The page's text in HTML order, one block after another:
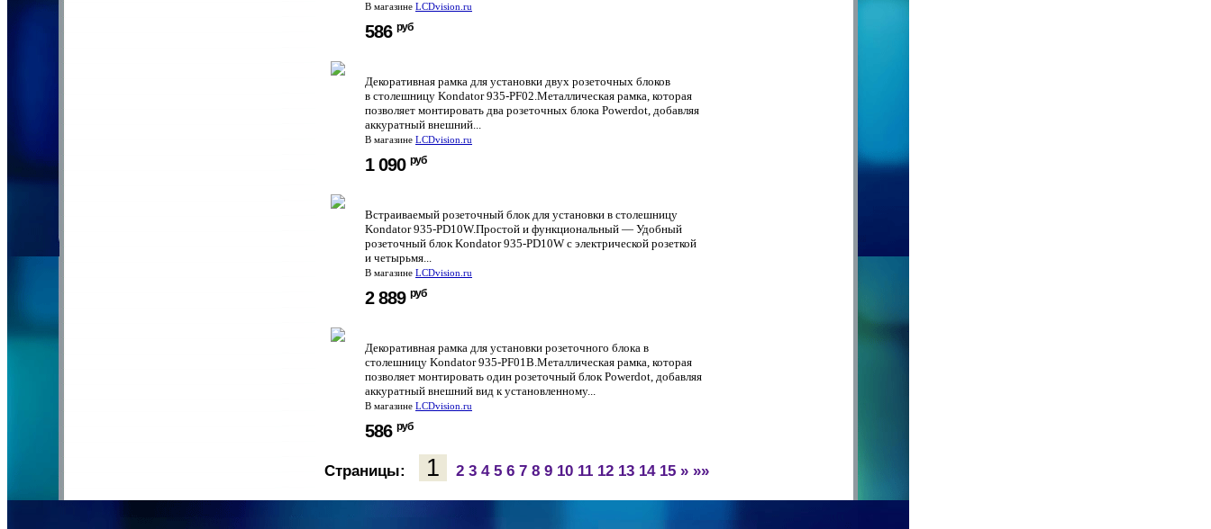
В магазине LCDvision.ru
586 руб
Декоративная рамка для установки двух розеточных блоков
в столешницу Kondator 935-PF02.Металлическая рамка, которая
позволяет монтировать два розеточных блока Powerdot, добавляя
аккуратный внешний...
В магазине LCDvision.ru
1 090 руб
Встраиваемый розеточный блок для установки в столешницу
Kondator 935-PD10W.Простой и функциональный — Удобный
розеточный блок Kondator 935-PD10W с электрической розеткой
и четырьмя...
В магазине LCDvision.ru
2 889 руб
Декоративная рамка для установки розеточного блока в
столешницу Kondator 935-PF01B.Металлическая рамка, которая
позволяет монтировать один розеточный блок Powerdot, добавляя
аккуратный внешний вид к установленному...
В магазине LCDvision.ru
586 руб
Страницы: 1 2 3 4 5 6 7 8 9 10 11 12 13 14 15 » »»